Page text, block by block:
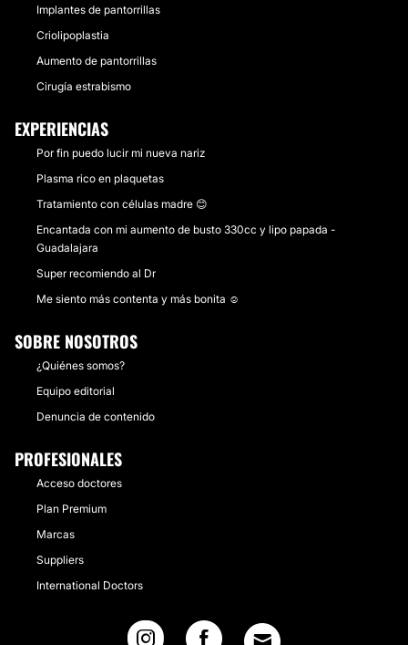
Implantes de pantorrillas
Criolipoplastia
Aumento de pantorrillas
Cirugía estrabismo
EXPERIENCIAS
Por fin puedo lucir mi nueva nariz
Plasma rico en plaquetas
Tratamiento con células madre 😊
Encantada con mi aumento de busto 330cc y lipo papada -
Guadalajara
Super recomiendo al Dr
Me siento más contenta y más bonita ☺️
SOBRE NOSOTROS
¿Quiénes somos?
Equipo editorial
Denuncia de contenido
PROFESIONALES
Acceso doctores
Plan Premium
Marcas
Suppliers
International Doctors